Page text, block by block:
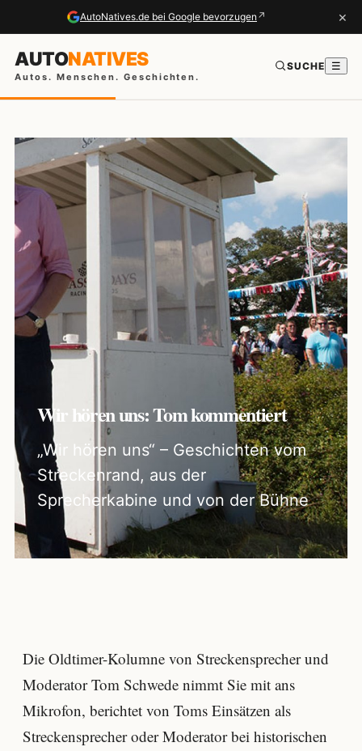
AutoNatives.de bei Google bevorzugen ↗ ×
AUTONATIVES
Autos. Menschen. Geschichten.
SUCHE ☰
Wir hören uns: Tom kommentiert
„Wir hören uns“ – Geschichten vom
Streckenrand, aus der
Sprecherkabine und von der Bühne
Die Oldtimer-Kolumne von Streckensprecher und
Moderator Tom Schwede nimmt Sie mit ans
Mikrofon, berichtet von Toms Einsätzen als
Streckensprecher oder Moderator bei historischen